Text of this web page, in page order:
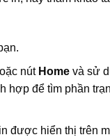
nút Homevà sử
hợp để tìm phần
được hiển thị trên